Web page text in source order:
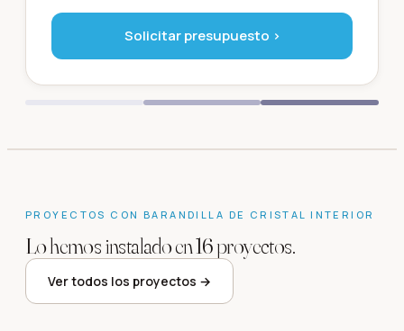
Solicitar presupuesto ›
PROYECTOS CON BARANDILLA DE CRISTAL INTERIOR
Lo hemos instalado en16proyectos.
Ver todos los proyectos →
Villas en Mas Nou
Platja d'Aro·2024
Chalet rustico
Palafrugell
Ático en S´Agaro
Chalé